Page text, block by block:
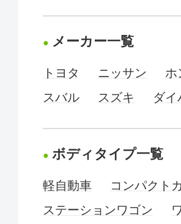
メーカー一覧
トヨタ ニッサン ホ
スバル
スズキ ダイ
ボディタイプ一覧
軽自動車 コンパクト
ステーションワゴン